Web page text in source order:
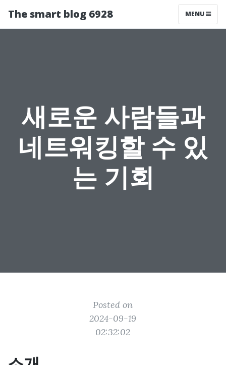
The smart blog 6928 MENU
새로운 사람들과
네트워킹할 수 있
는 기회
Posted on
2024-09-19
02:32:02